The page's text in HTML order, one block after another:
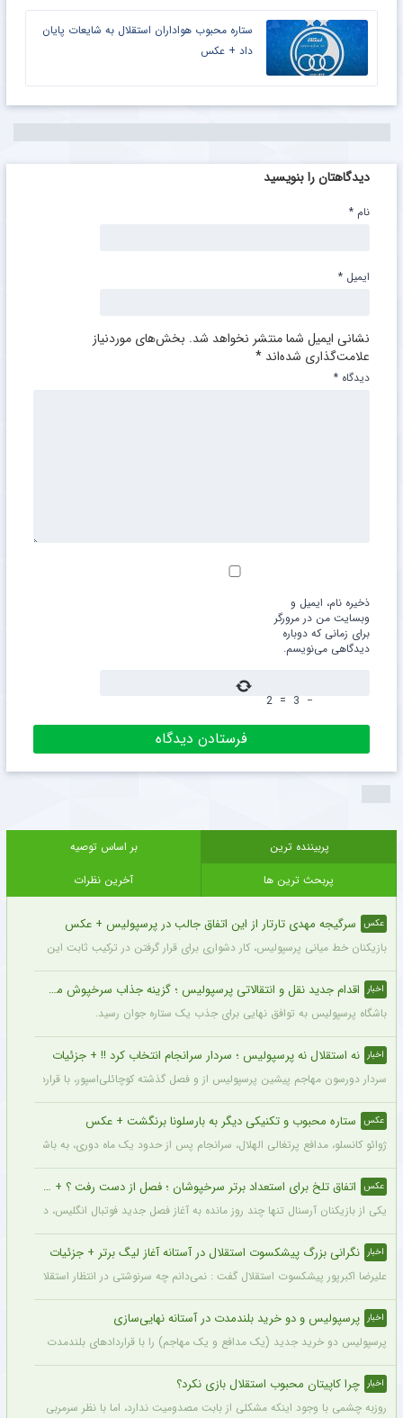
ستاره محبوب هواداران استقلال به شایعات پایان
داد + عکس
دیدگاهتان را بنویسید
نشانی ایمیل شما منتشر نخواهد شد. بخش‌های موردنیاز
علامت‌گذاری شده‌اند *
دیدگاه *
نام *
ایمیل *
ذخیره نام، ایمیل و
وبسایت من در مرورگر
برای زمانی که دوباره
دیدگاهی می‌نویسم.
−
3
=
2
پربیننده ترین
بر اساس توصیه
پربحث ترین ها
آخرین نظرات
عکس سرگیجه مهدی تارتار از این اتفاق جالب در پرسپولیس + عکس
بازیکنان خط میانی پرسپولیس، کار دشواری برای قرار گرفتن در ترکیب ثابت این تیم
اخبار اقدام جدید نقل و انتقالاتی پرسپولیس ؛ گزینه جذاب سرخپوش می شود؟
باشگاه پرسپولیس به توافق نهایی برای جذب یک ستاره جوان رسید.
اخبار نه استقلال نه پرسپولیس ؛ سردار سرانجام انتخاب کرد !! + جزئیات
سردار دورسون مهاجم پیشین پرسپولیس از و فصل گذشته کوچائلی‌اسپور، با قراردادی
عکس ستاره محبوب و تکنیکی دیگر به بارسلونا برنگشت + عکس
ژوائو کانسلو، مدافع پرتغالی الهلال، سرانجام پس از حدود یک ماه دوری، به باشگاه
عکس اتفاق تلخ برای استعداد برتر سرخپوشان ؛ فصل از دست رفت ؟ + عکس
یکی از بازیکنان آرسنال تنها چند روز مانده به آغاز فصل جدید فوتبال انگلیس، دچار
اخبار نگرانی بزرگ پیشکسوت استقلال در آستانه آغاز لیگ برتر + جزئیات
علیرضا اکبرپور پیشکسوت استقلال گفت : نمی‌دانم چه سرنوشتی در انتظار استقلال
اخبار پرسپولیس و دو خرید بلندمدت در آستانه نهایی‌سازی
پرسپولیس دو خرید جدید (یک مدافع و یک مهاجم) را با قراردادهای بلندمدت نهایی کرده
اخبار چرا کاپیتان محبوب استقلال بازی نکرد؟
روزبه چشمی با وجود اینکه مشکلی از بابت مصدومیت ندارد، اما با نظر سرمربی استقلال